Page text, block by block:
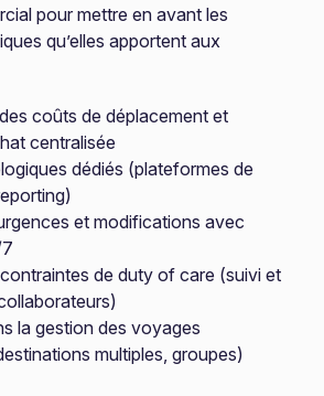
pour mettre en avant les
qu’elles apportent aux
coûts de déplacement et
centralisée
dédiés (plateformes de
et modifications avec
de duty of care (suivi et
la gestion des voyages
multiples, groupes)